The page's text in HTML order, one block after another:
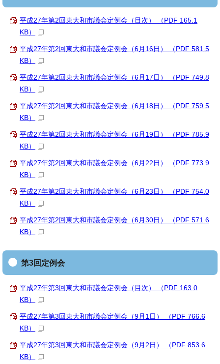
平成27年第2回東大和市議会定例会（目次） （PDF 165.1
KB）
平成27年第2回東大和市議会定例会（6月16日） （PDF 581.5
KB）
平成27年第2回東大和市議会定例会（6月17日） （PDF 749.8
KB）
平成27年第2回東大和市議会定例会（6月18日） （PDF 759.5
KB）
平成27年第2回東大和市議会定例会（6月19日） （PDF 785.9
KB）
平成27年第2回東大和市議会定例会（6月22日） （PDF 773.9
KB）
平成27年第2回東大和市議会定例会（6月23日） （PDF 754.0
KB）
平成27年第2回東大和市議会定例会（6月30日） （PDF 571.6
KB）
第3回定例会
平成27年第3回東大和市議会定例会（目次） （PDF 163.0
KB）
平成27年第3回東大和市議会定例会（9月1日） （PDF 766.6
KB）
平成27年第3回東大和市議会定例会（9月2日） （PDF 853.6
KB）